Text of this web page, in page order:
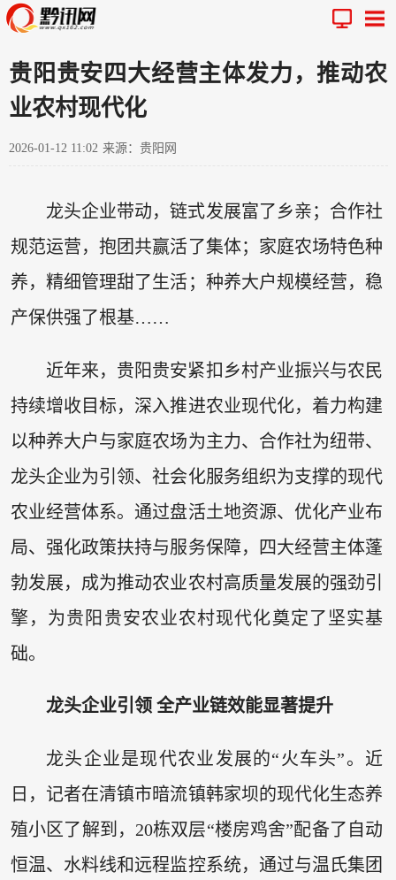
贵阳贵安四大经营主体发力，推动农
业农村现代化
2026-01-12 11:02 来源：贵阳网
龙头企业带动，链式发展富了乡亲；合作社
规范运营，抱团共赢活了集体；家庭农场特色种
养，精细管理甜了生活；种养大户规模经营，稳
产保供强了根基……
近年来，贵阳贵安紧扣乡村产业振兴与农民
持续增收目标，深入推进农业现代化，着力构建
以种养大户与家庭农场为主力、合作社为纽带、
龙头企业为引领、社会化服务组织为支撑的现代
农业经营体系。通过盘活土地资源、优化产业布
局、强化政策扶持与服务保障，四大经营主体蓬
勃发展，成为推动农业农村高质量发展的强劲引
擎，为贵阳贵安农业农村现代化奠定了坚实基
础。
龙头企业引领 全产业链效能显著提升
龙头企业是现代农业发展的“火车头”。近
日，记者在清镇市暗流镇韩家坝的现代化生态养
殖小区了解到，20栋双层“楼房鸡舍”配备了自动
恒温、水料线和远程监控系统，通过与温氏集团